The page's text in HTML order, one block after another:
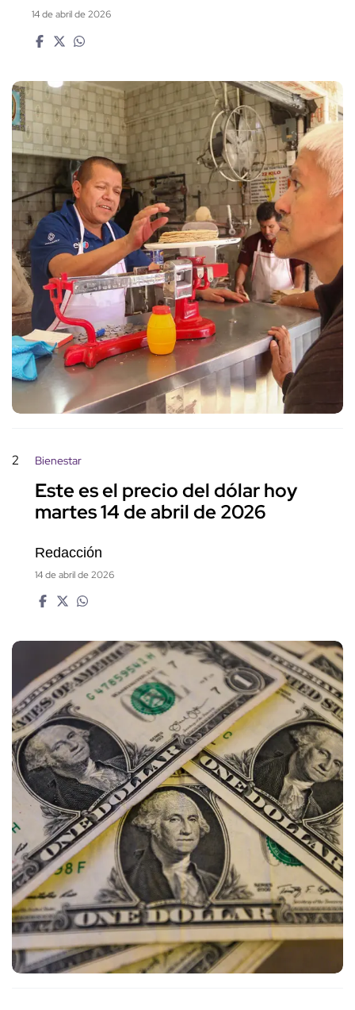
14 de abril de 2026
2 Bienestar
Este es el precio del dólar hoy
martes 14 de abril de 2026
Redacción
14 de abril de 2026